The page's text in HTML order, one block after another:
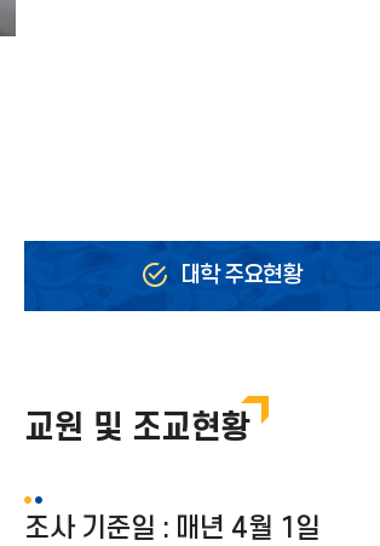
대학 주요현황
교원 및 조교현황
조사 기준일 : 매년 4월 1일